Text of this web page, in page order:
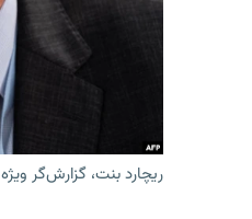
ریچارد بنت، گزارش‌گر